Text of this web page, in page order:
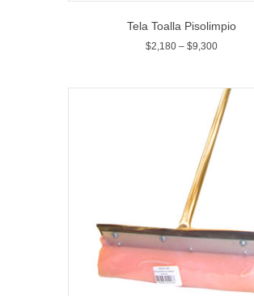
Tela Toalla Pisolimpio
$2,180– $9,300